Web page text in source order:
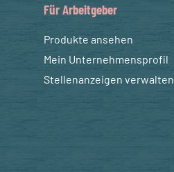
Für Arbeitgeber
Produkte ansehen
Mein Unternehmensprofil
Stellenanzeigen verwalten